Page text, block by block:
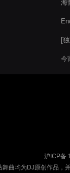
海
[
今
沪ICP备
舞曲均为DJ原创作品，